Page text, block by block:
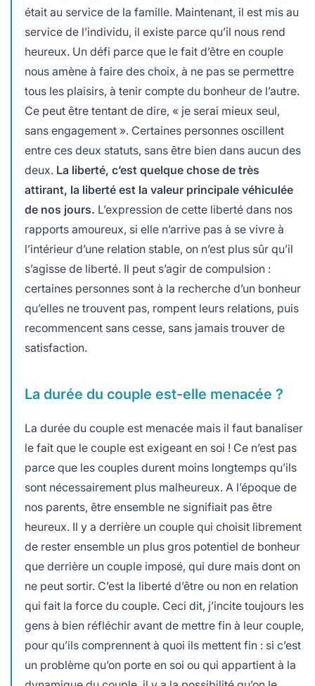
était au service de la famille. Maintenant, il est mis au
service de l’individu, il existe parce qu’il nous rend
heureux. Un défi parce que le fait d’être en couple
nous amène à faire des choix, à ne pas se permettre
tous les plaisirs, à tenir compte du bonheur de l’autre.
Ce peut être tentant de dire, « je serai mieux seul,
sans engagement ». Certaines personnes oscillent
entre ces deux statuts, sans être bien dans aucun des
deux. La liberté, c’est quelque chose de très
attirant, la liberté est la valeur principale véhiculée
de nos jours. L’expression de cette liberté dans nos
rapports amoureux, si elle n’arrive pas à se vivre à
l’intérieur d’une relation stable, on n’est plus sûr qu’il
s’agisse de liberté. Il peut s’agir de compulsion :
certaines personnes sont à la recherche d’un bonheur
qu’elles ne trouvent pas, rompent leurs relations, puis
recommencent sans cesse, sans jamais trouver de
satisfaction.
La durée du couple est-elle menacée ?
La durée du couple est menacée mais il faut banaliser
le fait que le couple est exigeant en soi ! Ce n’est pas
parce que les couples durent moins longtemps qu’ils
sont nécessairement plus malheureux. A l’époque de
nos parents, être ensemble ne signifiait pas être
heureux. Il y a derrière un couple qui choisit librement
de rester ensemble un plus gros potentiel de bonheur
que derrière un couple imposé, qui dure mais dont on
ne peut sortir. C’est la liberté d’être ou non en relation
qui fait la force du couple. Ceci dit, j’incite toujours les
gens à bien réfléchir avant de mettre fin à leur couple,
pour qu’ils comprennent à quoi ils mettent fin : si c’est
un problème qu’on porte en soi ou qui appartient à la